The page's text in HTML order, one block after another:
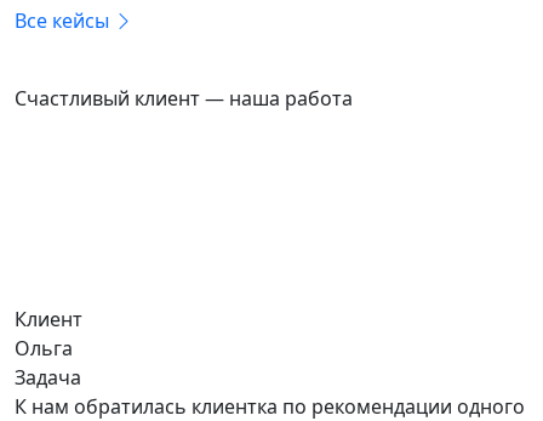
Все кейсы
Счастливый клиент — наша работа
Клиент
Ольга
Задача
К нам обратилась клиентка по рекомендации одного